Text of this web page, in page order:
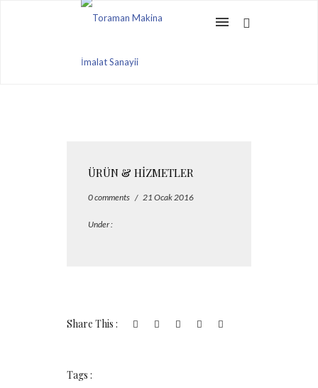
ÜRÜN & HIZMETLER
0 comments / 21 Ocak 2016
Under :
Share This :
Tags :